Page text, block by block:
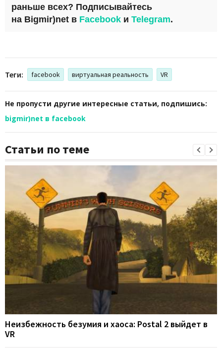
раньше всех? Подписывайтесь
на Bigmir)net в Facebook и Telegram.
Теги: facebook виртуальная реальность VR
Не пропусти другие интересные статьи, подпишись:
bigmir)net в facebook
Статьи по теме
Неизбежность безумия и хаоса: Postal 2 выйдет в
VR